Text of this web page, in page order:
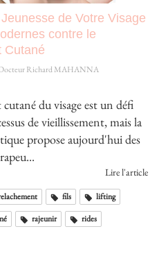
de Votre Visage
contre le
Cutané
Richard MAHANNA
du visage est un défi
de vieillissement, mais la
propose aujourd'hui des
Lire l'article
fils
lifting
rajeunir rides